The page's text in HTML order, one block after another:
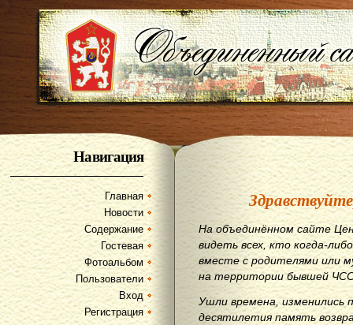
Навигация
Главная
Новости
Содержание
Гостевая
Фотоальбом
Пользователи
Вход
Регистрация
На объединённом сайте
видеть всех, кто когда-
вместе с родителями или
на территории бывшей
Ушли времена, изменились
десятилетия память